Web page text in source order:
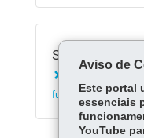
Serviços
fundamental e
Aviso de
Este portal
essenciais
YouTube